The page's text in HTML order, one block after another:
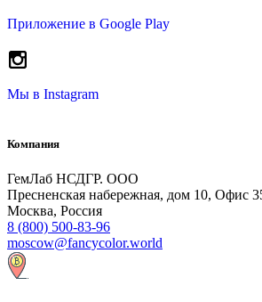
Приложение в Google Play
Мы в Instagram
Компания
ГемЛаб НСДГР. ООО
Пресненская набережная, дом 10, Офис
Москва, Россия
8 (800) 500-83-96
moscow@fancycolor.world